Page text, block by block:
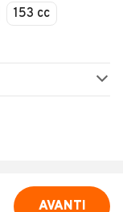
153 cc
AVANTI